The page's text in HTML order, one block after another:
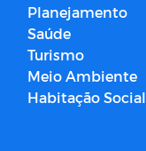
Planejamento
Saúde
Turismo
Meio Ambiente
Habitação Social